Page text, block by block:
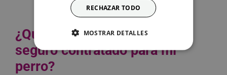
procesos judiciales o indemnizaciones.
¿Qué ocurre si no tengo un
seguro contratado para mi
perro?
RECHAZAR TODO
MOSTRAR DETALLES